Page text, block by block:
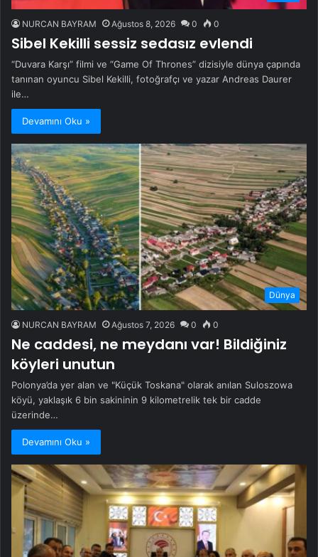
NURCAN BAYRAM Ağustos 8, 2026 0 0
Sibel Kekilli sessiz sedasız evlendi
“Duvara Karşı” filmi ve “Game Of Thrones” dizisiyle dünya çapında
tanınan oyuncu Sibel Kekilli, fotoğrafçı ve yazar Andreas Daurer
ile…
Devamını Oku »
Dünya
NURCAN BAYRAM Ağustos 7, 2026 0 0
Ne caddesi, ne meydanı var! Bildiğiniz
köyleri unutun
Polonya’da yer alan ve "Küçük Toskana" olarak anılan Suloszowa
köyü, yaklaşık 6 bin sakininin 9 kilometrelik tek bir cadde
üzerinde…
Devamını Oku »